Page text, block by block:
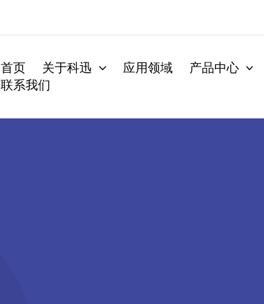
首页 关于科迅 应用领域 产品中心
联系我们